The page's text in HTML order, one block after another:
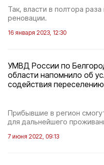
Так, власти в полтора
реновации.
16 января 2023, 12:30
УМВД России по
области напомнило об
содействия переселению
Прибывшие в регион
для дальнейшего
7 июня 2022, 09:13